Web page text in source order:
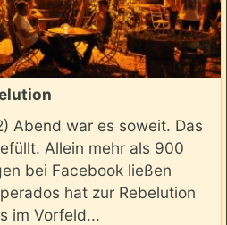
Abend war es soweit. Das
Allein mehr als 900
bei Facebook ließen
hat zur Rebelution
im Vorfeld...